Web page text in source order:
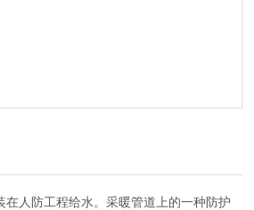
在人防工程给水。采暖管道上的一种防护